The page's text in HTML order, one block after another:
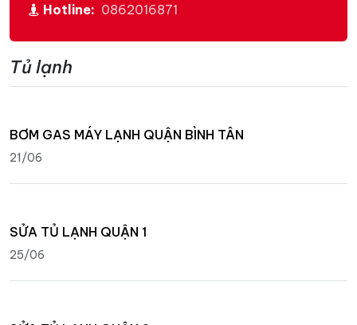
Hotline: 0862016871
Tủ lạnh
BƠM GAS MÁY LẠNH QUẬN BÌNH TÂN
21/06
SỬA TỦ LẠNH QUẬN 1
25/06